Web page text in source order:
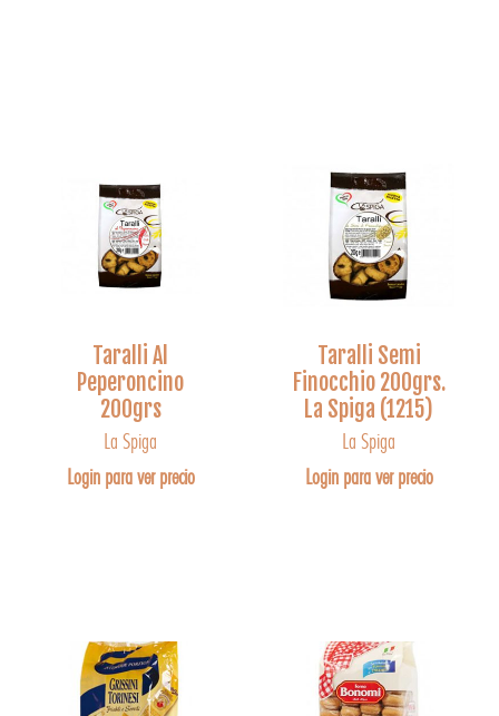
Taralli Al
Peperoncino
200grs
La Spiga
Login para ver precio
Taralli Semi
Finocchio 200grs.
La Spiga (1215)
La Spiga
Login para ver precio